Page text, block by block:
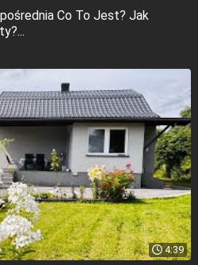
Co To Jest? Jak
4:39